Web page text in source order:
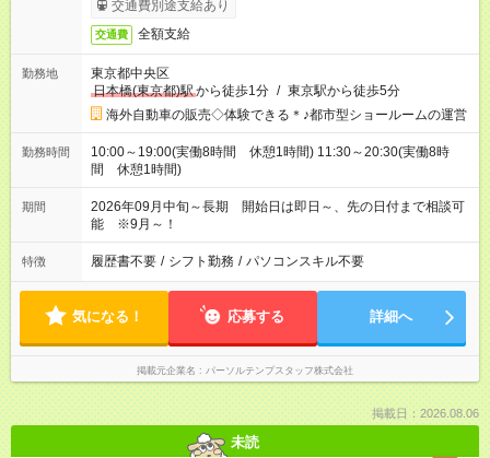
交通費別途支給あり
交通費 全額支給
勤務地
東京都中央区
日本橋(東京都)駅から徒歩1分 / 東京駅から徒歩5分
海外自動車の販売◇体験できる＊♪都市型ショールームの運営
勤務時間
10:00～19:00(実働8時間 休憩1時間) 11:30～20:30(実働8時
間 休憩1時間)
期間
2026年09月中旬～長期 開始日は即日～、先の日付まで相談可
能 ※9月～！
特徴 履歴書不要 / シフト勤務 / パソコンスキル不要
気になる！ 応募する 詳細へ
掲載元企業名 パーソルテンプスタッフ株式会社
掲載日：2026.08.06
未読